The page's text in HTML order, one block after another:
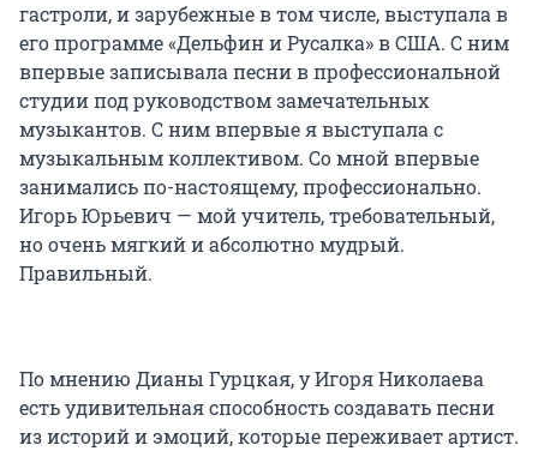
гастроли, и зарубежные в том числе, выступала в
его программе «Дельфин и Русалка» в США. С ним
впервые записывала песни в профессиональной
студии под руководством замечательных
музыкантов. С ним впервые я выступала с
музыкальным коллективом. Со мной впервые
занимались по-настоящему, профессионально.
Игорь Юрьевич — мой учитель, требовательный,
но очень мягкий и абсолютно мудрый.
Правильный.
​​​​​​​​​​​​​​По мнению Дианы Гурцкая, у Игоря Николаева
есть удивительная способность создавать песни
из историй и эмоций, которые переживает артист.